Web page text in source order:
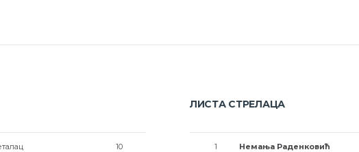
10
ЛИСТА СТРЕЛАЦА
1 Немања Раденковић